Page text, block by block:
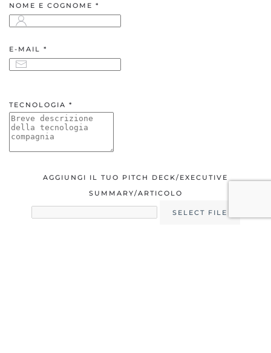
NOME E COGNOME *
E-MAIL *
TECNOLOGIA *
AGGIUNGI IL TUO PITCH DECK/EXECUTIVE
SUMMARY/ARTICOLO
SELECT FILE